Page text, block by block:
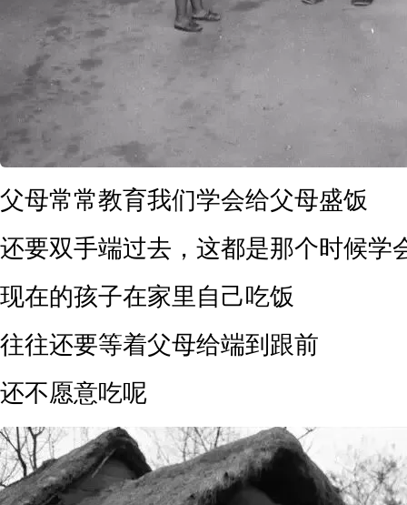
父母常常教育我们学会给父母盛饭
还要双手端过去，这都是那个时候学
现在的孩子在家里自己吃饭
往往还要等着父母给端到跟前
还不愿意吃呢